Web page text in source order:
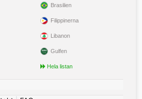
Brasilien
Filippinerna
Libanon
Gulfen
Hela listan